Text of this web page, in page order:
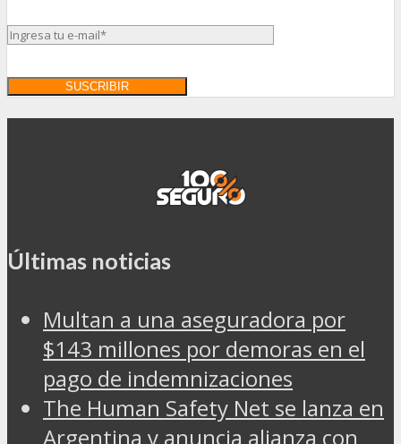
Últimas noticias
Multan a una aseguradora por
$143 millones por demoras en el
pago de indemnizaciones
The Human Safety Net se lanza en
Argentina y anuncia alianza con